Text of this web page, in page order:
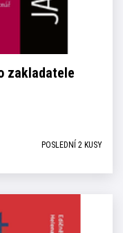
zakladatele
POSLEDNÍ 2 KUSY